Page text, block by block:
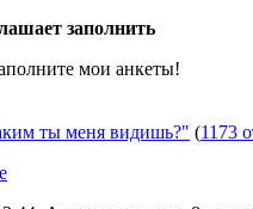
заполнить
мои анкеты!
ты меня видишь?" (1173